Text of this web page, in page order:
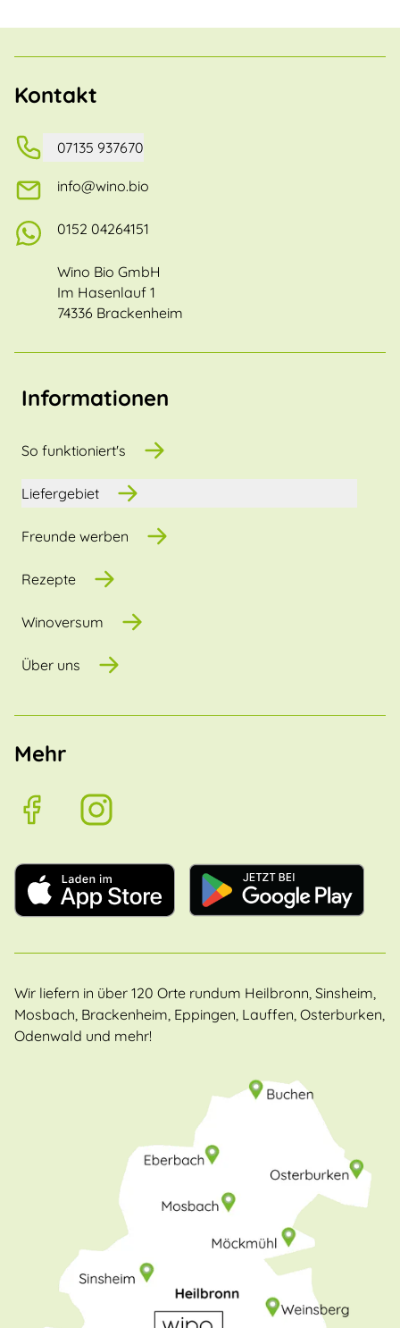
Kontakt
07135 937670
info@wino.bio
0152 04264151
Wino Bio GmbH
Im Hasenlauf 1
74336 Brackenheim
Informationen
So funktioniert's
Liefergebiet
Freunde werben
Rezepte
Winoversum
Über uns
Mehr
Wir liefern in über 120 Orte rundum Heilbronn, Sinsheim,
Mosbach, Brackenheim, Eppingen, Lauffen, Osterburken,
Odenwald und mehr!